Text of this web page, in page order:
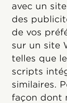
avec un
des
de vos
sur un site
telles que
scripts
similaires.
façon dont